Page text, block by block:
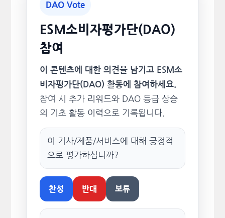
DAO Vote
ESM소비자평가단(DAO)
참여
이 콘텐츠에 대한 의견을 남기고 ESM소
비자평가단(DAO) 활동에 참여하세요.
참여 시 추가 리워드와 DAO 등급 상승
의 기초 활동 이력으로 기록됩니다.
이 기사/제품/서비스에 대해 긍정적
으로 평가하십니까?
찬성 반대 보류